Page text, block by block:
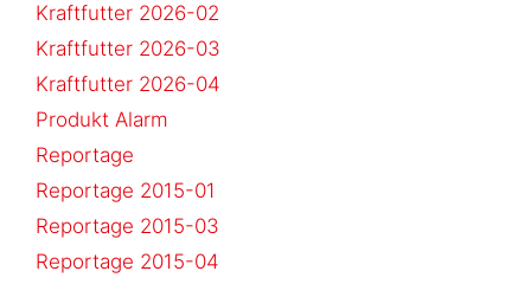
Kraftfutter 2026-02
Kraftfutter 2026-03
Kraftfutter 2026-04
Produkt Alarm
Reportage
Reportage 2015-01
Reportage 2015-03
Reportage 2015-04